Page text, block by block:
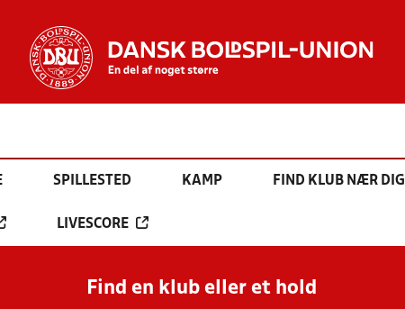
SPILLESTED KAMP FIND KLUB NÆR DIG
LIVESCORE
Find en klub eller et hold